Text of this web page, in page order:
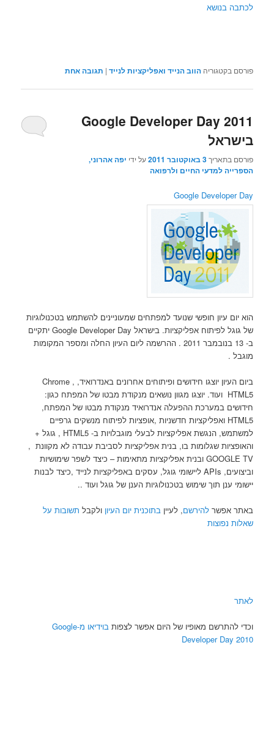
לכתבה בנושא
פורסם בקטגוריה הווב הנייד ואפליקציות לנייד | תגובהאחת
Google Developer Day 2011
בישראל
פורסם בתאריך3 באוקטובר 2011 על ידי יפה אהרוני,
הספרייה למדעי החיים ולרפואה
Google Developer Day
הוא יום עיון חופשי שנועד למפתחים שמעוניינים להשתמש בטכנולוגיות
של גוגל לפיתוח אפליקציות. בישראל Google Developer Day יתקיים
ב- 13 בנובמבר 2011 . ההרשמה ליום העיון החלה ומספר המקומות
מוגבל .
ביום העיון יוצגו חידושים ופיתוחים אחרונים באנדרואיד, Chrome ,
HTML5 ועוד. יוצגו מגוון נושאים מנקודת מבטו של המפתח כגון:
חידושים במערכת ההפעלה אנדרואיד מנקודת מבטו של המפתח,
HTML5 ואפליקציות חדשניות ,אופציות לפיתוח מנשקים גרפיים
למשתמש, הנגשת אפליקציות לבעלי מוגבלויות ב- HTML5 , גוגל +
והאופציות שגלומות בו, בנית אפליקציות לסביבת עבודה לא מקוונת ,
GOOGLE TV ובנית אפליקציות מתאימות – כיצד לשפר שימושיות
וביצועים, APIs ליישומי גוגל, עסקים באפליקציות לנייד ,כיצד לבנות
יישומי ענן תוך שימוש בטכנולוגיות הענן של גוגל ועוד ..
באתר אפשרלהירשם, לעייןבתוכנית יום העיון ולקבל תשובות על
שאלות נפוצות
לאתר
וכדי להתרשם מאופיו של היום אפשר לצפות
בוידיאו מ-Google
Developer Day 2010